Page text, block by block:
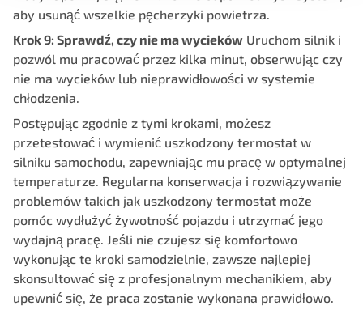
aby usunąć wszelkie pęcherzyki powietrza.
Krok 9: Sprawdź, czy nie ma wycieków Uruchom silnik i
pozwól mu pracować przez kilka minut, obserwując czy
nie ma wycieków lub nieprawidłowości w systemie
chłodzenia.
Postępując zgodnie z tymi krokami, możesz
przetestować i wymienić uszkodzony termostat w
silniku samochodu, zapewniając mu pracę w optymalnej
temperaturze. Regularna konserwacja i rozwiązywanie
problemów takich jak uszkodzony termostat może
pomóc wydłużyć żywotność pojazdu i utrzymać jego
wydajną pracę. Jeśli nie czujesz się komfortowo
wykonując te kroki samodzielnie, zawsze najlepiej
skonsultować się z profesjonalnym mechanikiem, aby
upewnić się, że praca zostanie wykonana prawidłowo.